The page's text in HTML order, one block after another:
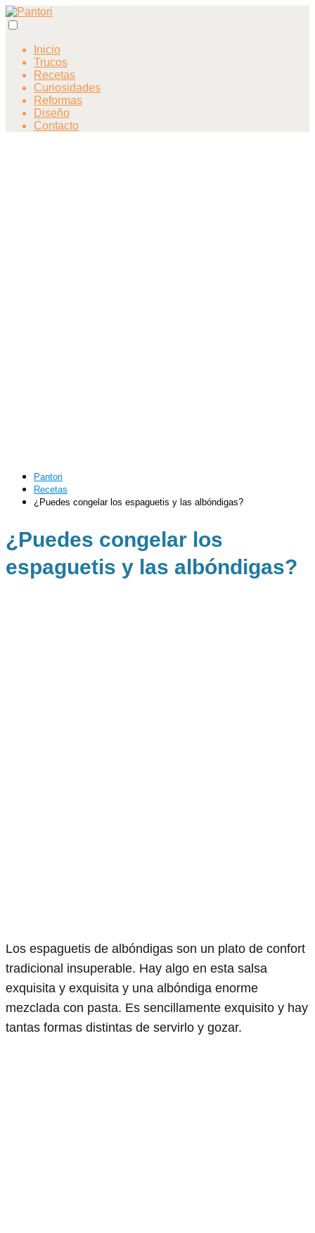
Inicio
Trucos
Recetas
Curiosidades
Reformas
Diseño
Contacto
Pantori
Recetas
¿Puedes congelar los espaguetis y las albóndigas?
¿Puedes congelar los
espaguetis y las albóndigas?
Los espaguetis de albóndigas son un plato de confort
tradicional insuperable. Hay algo en esta salsa
exquisita y exquisita y una albóndiga enorme
mezclada con pasta. Es sencillamente exquisito y hay
tantas formas distintas de servirlo y gozar.